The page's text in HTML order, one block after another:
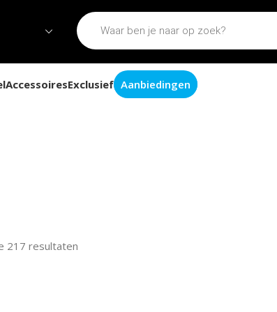
AccessoiresExclusief Aanbiedingen
217 resultaten